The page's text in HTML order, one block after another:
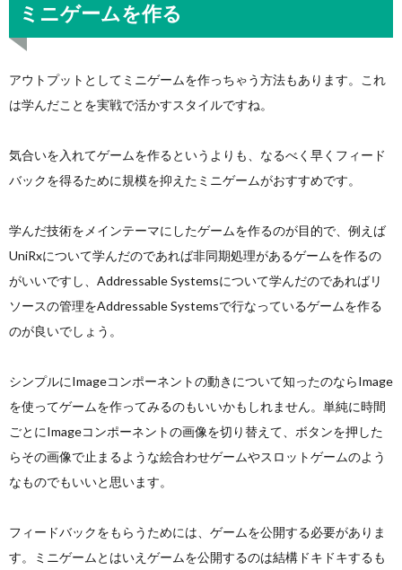
ミニゲームを作る
アウトプットとしてミニゲームを作っちゃう方法もあります。これ
は学んだことを実戦で活かすスタイルですね。
気合いを入れてゲームを作るというよりも、なるべく早くフィード
バックを得るために規模を抑えたミニゲームがおすすめです。
学んだ技術をメインテーマにしたゲームを作るのが目的で、例えば
UniRxについて学んだのであれば非同期処理があるゲームを作るの
がいいですし、Addressable Systemsについて学んだのであればリ
ソースの管理をAddressable Systemsで行なっているゲームを作る
のが良いでしょう。
シンプルにImageコンポーネントの動きについて知ったのならImage
を使ってゲームを作ってみるのもいいかもしれません。単純に時間
ごとにImageコンポーネントの画像を切り替えて、ボタンを押した
らその画像で止まるような絵合わせゲームやスロットゲームのよう
なものでもいいと思います。
フィードバックをもらうためには、ゲームを公開する必要がありま
す。ミニゲームとはいえゲームを公開するのは結構ドキドキするも